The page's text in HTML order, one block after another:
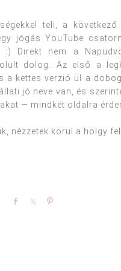
teli, a következő
jógás YouTube
Direkt nem a
dolog. Az első a
a kettes verzió ül a
jó neve van, és
— mindkét oldalra
nézzetek körül a hölgy
Share Share